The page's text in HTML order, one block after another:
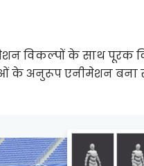
विकल्पों के साथ पूरक
के अनुरूप एनीमेशन बना